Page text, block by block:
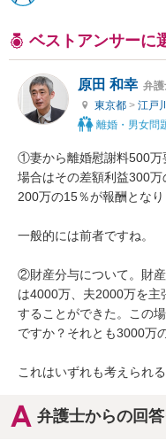
ベストアンサーに
原田 和幸 弁
東京都 > 江戸
離婚・男女問
①妻から離婚慰謝料500万
場合はその差額利益300
200万の15％が報酬となり
一般的には前者ですね。
②財産分与について。財
は4000万、夫2000万を主
することができた。この
ですか？それとも3000万
これはいずれも考えられる
弁護士からの回